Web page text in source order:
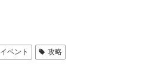
イベント 攻略